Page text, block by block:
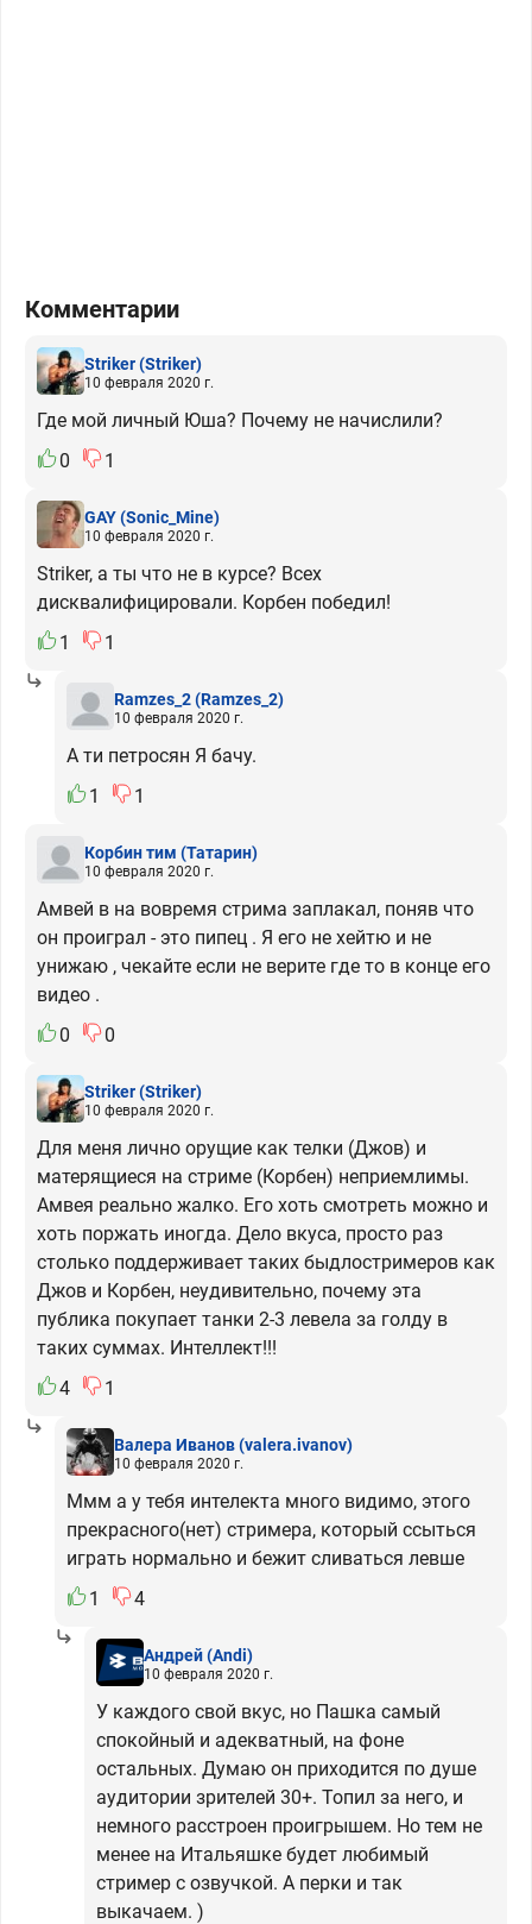
Комментарии
Striker(Striker)
10 февраля 2020 г.
Где мой личный Юша? Почему не начислили?
0
1
GAY(Sonic_Mine)
10 февраля 2020 г.
Striker, а ты что не в курсе? Всех
дисквалифицировали. Корбен победил!
1
1
Ramzes_2(Ramzes_2)
10 февраля 2020 г.
А ти петросян Я бачу.
1
1
Корбин тим (Татарин)
10 февраля 2020 г.
Амвей в на вовремя стрима заплакал, поняв что
он проиграл - это пипец . Я его не хейтю и не
унижаю , чекайте если не верите где то в конце его
видео .
0
0
Striker(Striker)
10 февраля 2020 г.
Для меня лично орущие как телки (Джов) и
матерящиеся на стриме (Корбен) неприемлимы.
Амвея реально жалко. Его хоть смотреть можно и
хоть поржать иногда. Дело вкуса, просто раз
столько поддерживает таких быдлостримеров как
Джов и Корбен, неудивительно, почему эта
публика покупает танки 2-3 левела за голду в
таких суммах. Интеллект!!!
4
1
Валера Иванов(valera.ivanov)
10 февраля 2020 г.
Ммм а у тебя интелекта много видимо, этого
прекрасного(нет) стримера, который ссыться
играть нормально и бежит сливаться левше
1
4
Андрей(Andi)
10 февраля 2020 г.
У каждого свой вкус, но Пашка самый
спокойный и адекватный, на фоне
остальных. Думаю он приходится по душе
аудитории зрителей 30+. Топил за него, и
немного расстроен проигрышем. Но тем не
менее на Итальяшке будет любимый
стример с озвучкой. А перки и так
выкачаем. )